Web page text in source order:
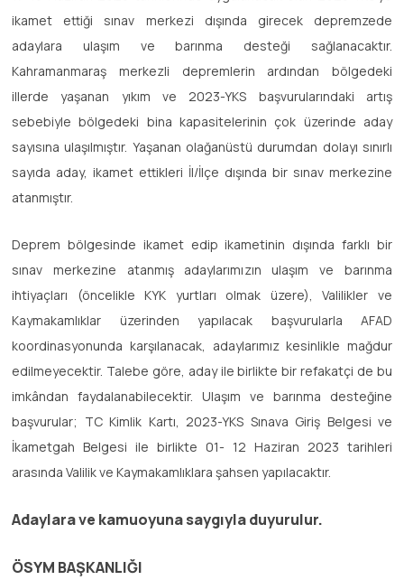
ikamet ettiği sınav merkezi dışında girecek depremzede
adaylara ulaşım ve barınma desteği sağlanacaktır.
Kahramanmaraş merkezli depremlerin ardından bölgedeki
illerde yaşanan yıkım ve 2023-YKS başvurularındaki artış
sebebiyle bölgedeki bina kapasitelerinin çok üzerinde aday
sayısına ulaşılmıştır. Yaşanan olağanüstü durumdan dolayı sınırlı
sayıda aday, ikamet ettikleri İl/İlçe dışında bir sınav merkezine
atanmıştır.
Deprem bölgesinde ikamet edip ikametinin dışında farklı bir
sınav merkezine atanmış adaylarımızın ulaşım ve barınma
ihtiyaçları (öncelikle KYK yurtları olmak üzere), Valilikler ve
Kaymakamlıklar üzerinden yapılacak başvurularla AFAD
koordinasyonunda karşılanacak, adaylarımız kesinlikle mağdur
edilmeyecektir. Talebe göre, aday ile birlikte bir refakatçi de bu
imkândan faydalanabilecektir. Ulaşım ve barınma desteğine
başvurular; TC Kimlik Kartı, 2023-YKS Sınava Giriş Belgesi ve
İkametgah Belgesi ile birlikte 01- 12 Haziran 2023 tarihleri
arasında Valilik ve Kaymakamlıklara şahsen yapılacaktır.
Adaylara ve kamuoyuna saygıyla duyurulur.
ÖSYM BAŞKANLIĞI